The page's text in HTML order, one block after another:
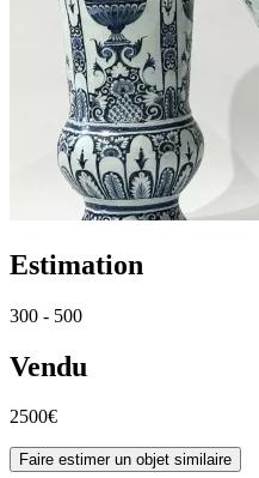
Estimation
300 - 500
Vendu
2500€
Faire estimer un objet similaire